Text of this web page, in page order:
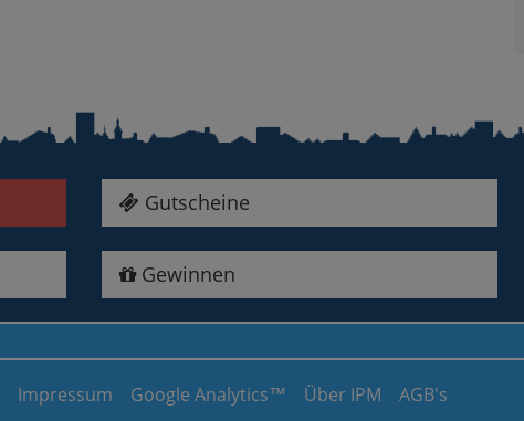
Gutscheine
Gewinnen
Impressum Google Analytics™ Über IPM AGB's